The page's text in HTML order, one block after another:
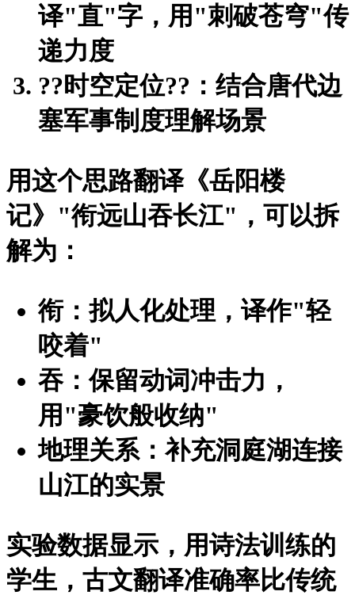
译"直"字，用"刺破苍穹"传
递力度
??时空定位??：结合唐代边
塞军事制度理解场景
用这个思路翻译《岳阳楼
记》"衔远山吞长江"，可以拆
解为：
衔：拟人化处理，译作"轻
咬着"
吞：保留动词冲击力，
用"豪饮般收纳"
地理关系：补充洞庭湖连接
山江的实景
实验数据显示，用诗法训练的
学生，古文翻译准确率比传统